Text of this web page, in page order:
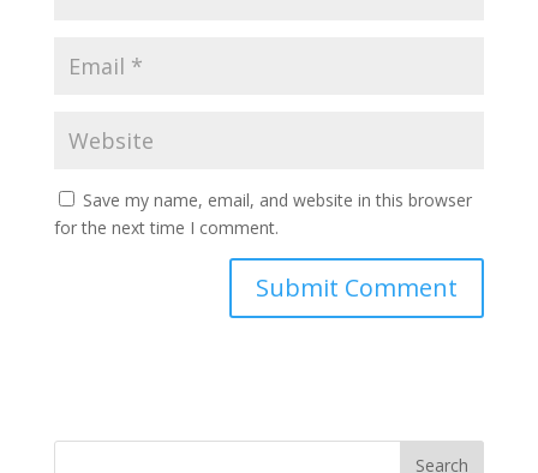
Save my name, email, and website in this browser
for the next time I comment.